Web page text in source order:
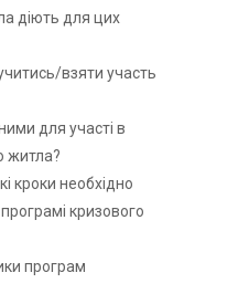
діють для цих
взяти участь
для участі в
житла?
кроки необхідно
кризового
програм